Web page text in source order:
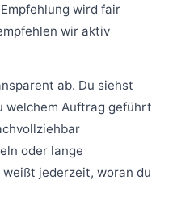
wird fair
wir aktiv
ab. Du siehst
welchem Auftrag geführt
oder lange
jederzeit, woran du